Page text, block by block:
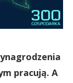
pracują. A